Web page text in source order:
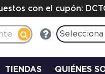
con el cupón:
TIENDAS QUIÉNES